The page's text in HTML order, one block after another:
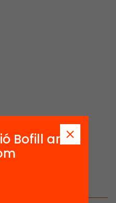
Bofill ara